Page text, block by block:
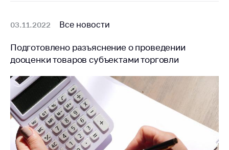
03.11.2022 Все новости
Подготовлено разъяснение о проведении
дооценки товаров субъектами торговли